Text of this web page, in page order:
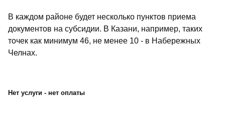
В каждом районе будет несколько пунктов приема
документов на субсидии. В Казани, например, таких
точек как минимум 46, не менее 10 - в Набережных
Челнах.
Нет услуги - нет оплаты